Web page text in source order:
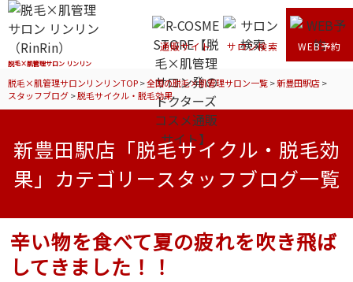
脱毛×肌管理サロン リンリン
通販サイト サロン検索 WEB予約
脱毛×肌管理サロンリンリンTOP>全国の脱毛×肌管理サロン一覧>新豊田駅店>
スタッフブログ>脱毛サイクル・脱毛効果
新豊田駅店「脱毛サイクル・脱毛効
果」カテゴリースタッフブログ一覧
辛い物を食べて夏の疲れを吹き飛ば
してきました！！